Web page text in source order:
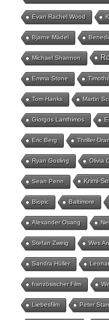
Evan Rachel Wood
Bjarne Mädel
Michael Shannon
Emma Stone
Tom Hanks Martin
Giorgos Lanthimos
Eric Berg Thriller-
Ryan Gosling Olivia
Sean Penn Krimi-
Biopic Baltimore
Alexander Osang
Stefan Zweig Wes
Sandra Hüller
französischer Film
Liebesfilm Peter